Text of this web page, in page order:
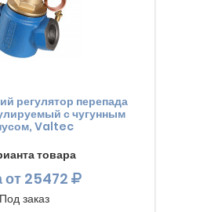
регулятор перепада
с чугунным
Valtec
товара
от 25472
Под заказ